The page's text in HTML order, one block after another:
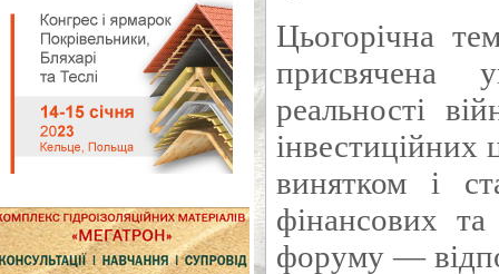
Цьогорічна
присвячена
реальності
інвестиційних
винятком і
фінансових
форуму —